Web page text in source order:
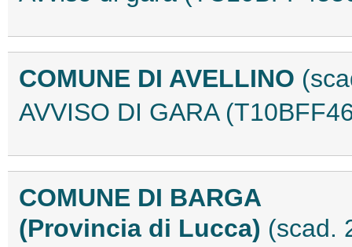
COMUNE DI AVELLINO
AVVISO DI GARA
COMUNE DI BARGA
(Provincia di Lucca) (scad.